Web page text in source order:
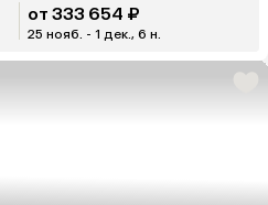
от 333 654 ₽
25 нояб. - 1 дек., 6 н.